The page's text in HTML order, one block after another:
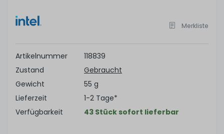
of
4
Merkliste
Artikelnummer
118839
Zustand
Gebraucht
Gewicht
55 g
Lieferzeit
1-2 Tage*
Verfügbarkeit
43 Stück sofort lieferbar